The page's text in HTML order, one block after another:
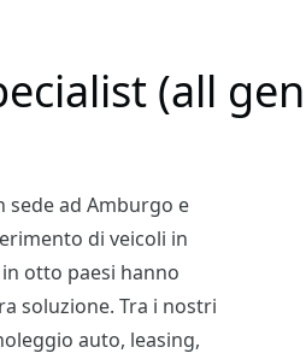
(all
sede ad Amburgo e
di veicoli in
otto paesi hanno
soluzione. Tra i nostri
auto, leasing,